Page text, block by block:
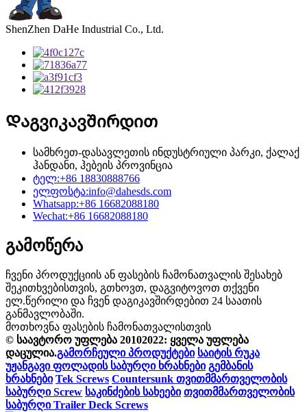
ShenZhen DaHe Industrial Co., Ltd.
Დაგვიკავშირდით
სამხრეთ-დასავლეთის ინდუსტრიული პარკი, ქალაქ
ჰანდანი, ჰებეის პროვინცია
ტელ:+86 18830888766
ელფოსტა:info@dahesds.com
Whatsapp:+86 16682088180
Wechat:+86 16682088180
გამოწერა
ჩვენი პროდუქციის ან ფასების ჩამონათვალის შესახებ
შეკითხვებისთვის, გთხოვთ, დაგვიტოვოთ თქვენი
ელ.წერილი და ჩვენ დაგიკავშირდებით 24 საათის
განმავლობაში.
მოთხოვნა ფასების ჩამონათვალისთვის
© საავტორო უფლება 20102022: ყველა უფლება
დაცულია.გამორჩეული პროდუქტები საიტის რუკა
უჟანგავი ფოლადის საბურღი ხრახნები გემბანის
ხრახნები Tek Screws Countersunk თვითმმართველობის
საბურღი Screw საკინძების სახეები თვითმმართველობის
საბურღი Trailer Deck Screws